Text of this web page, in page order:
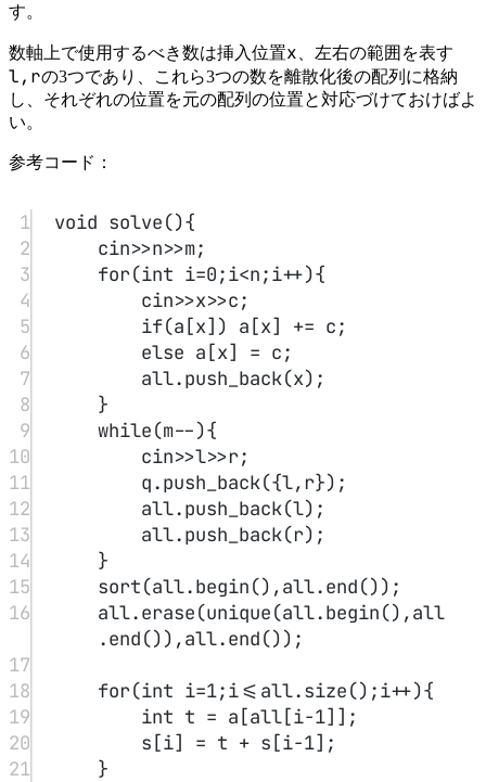
す。
数軸上で使用するべき数は挿入位置x 、左右の範囲を表す
l,rの3つであり、これら3つの数を離散化後の配列に格納
し、それぞれの位置を元の配列の位置と対応づけておけばよ
い。
参考コード：
1 void solve(){
2
cin>>n>>m;
3
for(int i=0;i<n;i++){
4
cin>>x>>c;
5
if(a[x]) a[x] += c;
6
else a[x] = c;
7
all.push_back(x);
8
}
9
while(m--){
10
cin>>l>>r;
11
q.push_back({l,r});
12
all.push_back(l);
13
all.push_back(r);
14
}
15
sort(all.begin(),all.end());
16
all.erase(unique(all.begin(),all
.end()),all.end());
17
18
for(int i=1;i<= all.size();i++){
19
int t = a[all[i-1]];
20
s[i] = t + s[i-1];
21
}